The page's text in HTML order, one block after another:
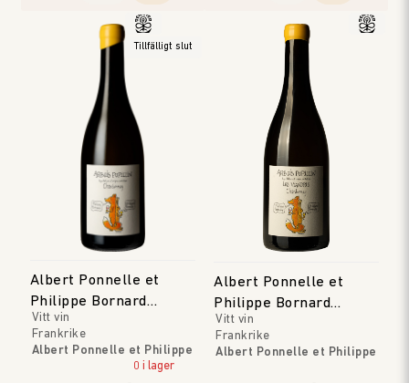
Tillfälligt slut
Albert Ponnelle et
Philippe Bornard
Arbois Pupillin
Vitt vin
Frankrike
Albert Ponnelle et Philippe
0 i lager
Albert Ponnelle et
Philippe Bornard
Arbois Pupillin 'Les
Viandris'
Vitt vin
Frankrike
Albert Ponnelle et Philippe